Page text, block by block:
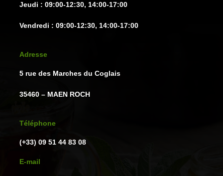
Jeudi : 09:00-12:30, 14:00-17:00
Vendredi : 09:00-12:30, 14:00-17:00
Adresse
5 rue des Marches du Coglais
35460 – MAEN ROCH
Téléphone
(+33) 09 51 44 83 08
E-mail